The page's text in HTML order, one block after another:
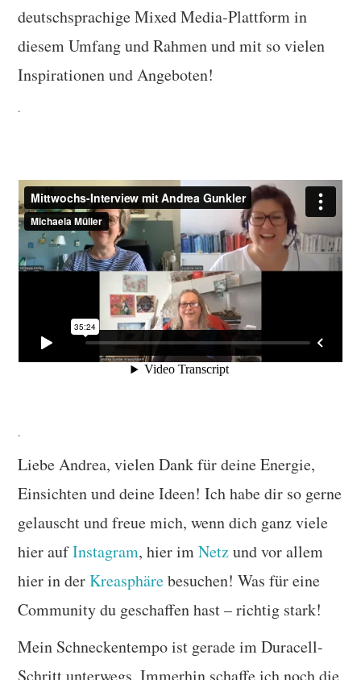
deutschsprachige Mixed Media-Plattform in
diesem Umfang und Rahmen und mit so vielen
Inspirationen und Angeboten!
.
.
Liebe Andrea, vielen Dank für deine Energie,
Einsichten und deine Ideen! Ich habe dir so gerne
gelauscht und freue mich, wenn dich ganz viele
hier aufInstagram, hier imNetzund vor allem
hier in derKreasphärebesuchen! Was für eine
Community du geschaffen hast – richtig stark!
Mein Schneckentempo ist gerade im Duracell-
Schritt unterwegs. Immerhin schaffe ich noch die